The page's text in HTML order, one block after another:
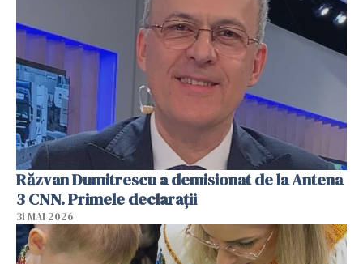
Răzvan Dumitrescu a demisionat de la Antena
3 CNN. Primele declarații
31 MAI 2026